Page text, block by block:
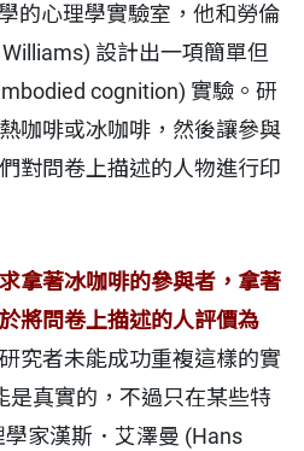
的心理學實驗室，他和勞倫
設計出一項簡單但
cognition) 實驗。研
咖啡或冰咖啡，然後讓參與
對問卷上描述的人物進行印
拿著冰咖啡的參與者，拿著
將問卷上描述的人評價為
究者未能成功重複這樣的實
是真實的，不過只在某些特
家漢斯．艾澤曼 (Hans